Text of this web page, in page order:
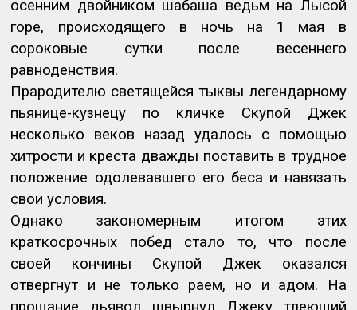
осенним двойником шабаша ведьм на Лысой
горе, происходящего в ночь на 1 мая в
сороковые сутки после весеннего
равноденствия.
Прародителю светящейся тыквы легендарному
пьянице-кузнецу по кличке Скупой Джек
несколько веков назад удалось с помощью
хитрости и креста дважды поставить в трудное
положение одолевавшего его беса и навязать
свои условия.
Однако закономерным итогом этих
краткосрочных побед стало то, что после
своей кончины Скупой Джек оказался
отвергнут и не только раем, но и адом. На